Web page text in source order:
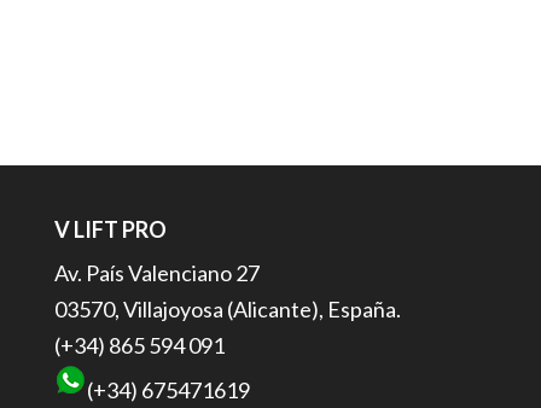
V LIFT PRO
Av. País Valenciano 27
03570, Villajoyosa (Alicante), España.
(+34) 865 594 091
(+34) 675471619